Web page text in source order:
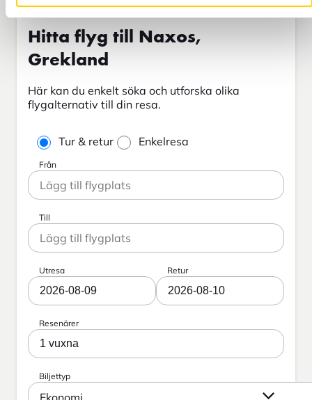
Hitta flyg till Naxos,
Grekland
Här kan du enkelt söka och utforska olika
flygalternativ till din resa.
Tur & retur Enkelresa
Från
Till
Utresa
2026-08-09
Retur
2026-08-10
Resenärer
1 vuxna
Biljettyp
Ekonomi